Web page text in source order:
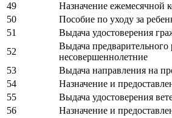
49
Назначение ежемесячной
50
Пособие по уходу за
51
Выдача удостоверения
52
Выдача
несовершеннолетние
53
Выдача направления на
54
Назначение и
55
Выдача удостоверения
56
Назначение и